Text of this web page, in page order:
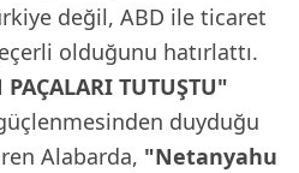
değil, ABD ile ticaret
olduğunu hatırlattı.
TUTUŞTU"
duyduğu
Alabarda, "Netanyahu